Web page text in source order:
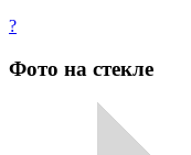
?
Фото на стекле